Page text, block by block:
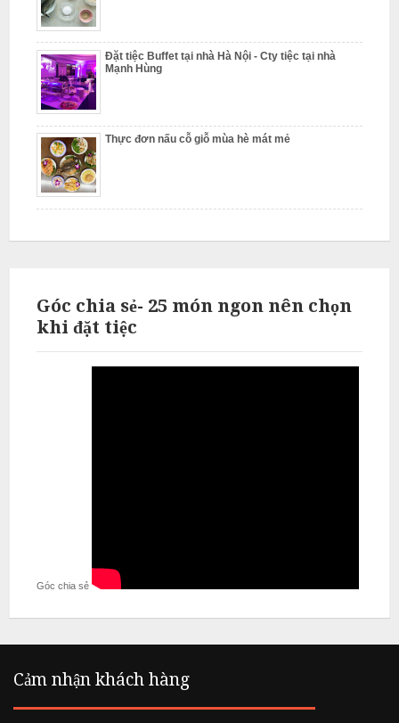
Đặt tiệc Buffet tại nhà Hà Nội - Cty tiệc tại nhà
Mạnh Hùng
Thực đơn nấu cỗ giỗ mùa hè mát mẻ
Góc chia sẻ- 25 món ngon nên chọn
khi đặt tiệc
Góc chia sẻ
Cảm nhận khách hàng